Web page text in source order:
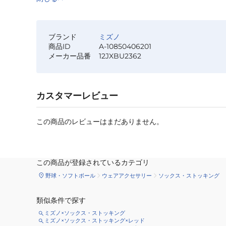
ブランド
ミズノ
商品ID
A-10850406201
メーカー品番
12JXBU2362
カスタマーレビュー
この商品のレビューはまだありません。
この商品が登録されているカテゴリ
野球・ソフトボール ウェアアクセサリー ソックス・ストッキング
類似条件で探す
ミズノ×ソックス・ストッキング
ミズノ×ソックス・ストッキング×レッド